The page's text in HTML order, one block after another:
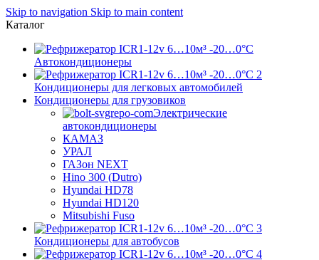
Skip to navigation Skip to main content
Каталог
Автокондиционеры
Кондиционеры для легковых автомобилей
Кондиционеры для грузовиков
Электрические
автокондиционеры
КАМАЗ
УРАЛ
ГАЗон NEXT
Hino 300 (Dutro)
Hyundai HD78
Hyundai HD120
Mitsubishi Fuso
Кондиционеры для автобусов